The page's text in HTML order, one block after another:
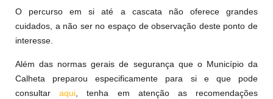
O percurso em si até a cascata não oferece grandes
cuidados, a não ser no espaço de observação deste ponto de
interesse.
Além das normas gerais de segurança que o Município da
Calheta preparou especificamente para si e que pode
consultaraqui , tenha em atenção as recomendações